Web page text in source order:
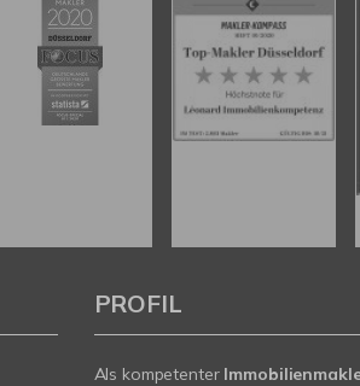
PROFIL
Als kompetenter